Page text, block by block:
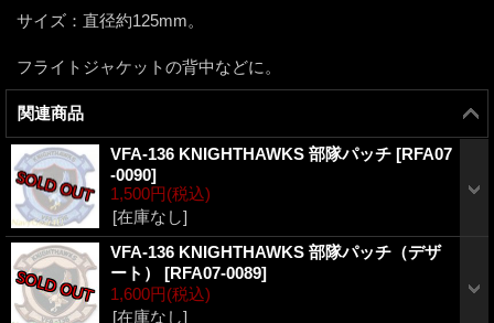
サイズ：直径約125mm。
フライトジャケットの背中などに。
関連商品
VFA-136 KNIGHTHAWKS 部隊パッチ [RFA07
-0090]
1,500円(税込)
[在庫なし]
VFA-136 KNIGHTHAWKS 部隊パッチ（デザ
ート） [RFA07-0089]
1,600円(税込)
[在庫なし]